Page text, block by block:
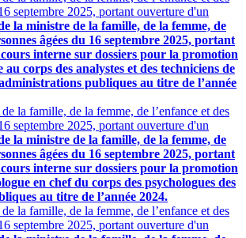
septembre 2025, portant ouverture d'un
la ministre de la famille, de la femme, de
âgées du 16 septembre 2025, portant
interne sur dossiers pour la promotion
au corps des analystes et des techniciens de
publiques au titre de l’année
la famille, de la femme, de l’enfance et des
septembre 2025, portant ouverture d'un
la ministre de la famille, de la femme, de
âgées du 16 septembre 2025, portant
interne sur dossiers pour la promotion
en chef du corps des psychologues des
au titre de l’année 2024.
la famille, de la femme, de l’enfance et des
septembre 2025, portant ouverture d'un